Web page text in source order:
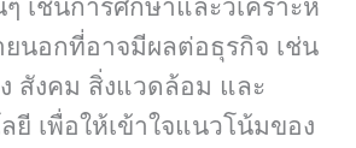
เช่นการศึกษาและวิเคราะห์
ยนอกที่อาจมีผลต่อธุรกิจ เช่น
สังคม สิ่งแวดล้อม และ
ยี เพื่อให้เข้าใจแนวโน้มของ